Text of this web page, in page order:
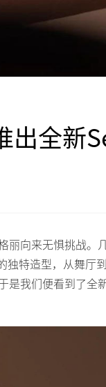
出全
丽向来无惧挑战
特造型，从舞厅
是我们便看到了